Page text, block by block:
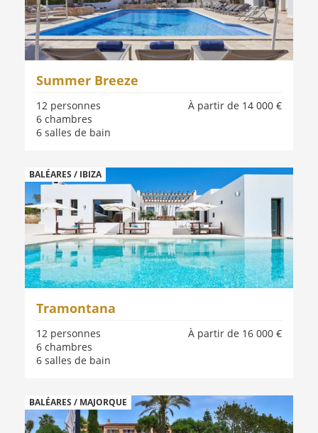
Summer Breeze
À partir de 14 000 €
12 personnes
6 chambres
6 salles de bain
BALÉARES / IBIZA
Tramontana
À partir de 16 000 €
12 personnes
6 chambres
6 salles de bain
BALÉARES / MAJORQUE